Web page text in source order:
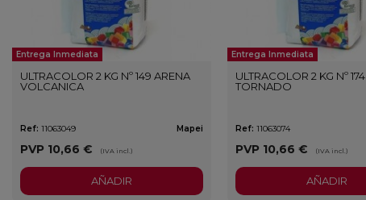
Entrega Inmediata
ULTRACOLOR 2 KG Nº 149 ARENA
VOLCANICA
Ref: 11063049 Mapei
PVP 10,66 € (IVA incl.)
AÑADIR
Entrega Inmediata
ULTRACOLOR 2 KG Nº 174
TORNADO
Ref: 11063074
PVP 10,66 € (IVA incl.)
AÑADIR